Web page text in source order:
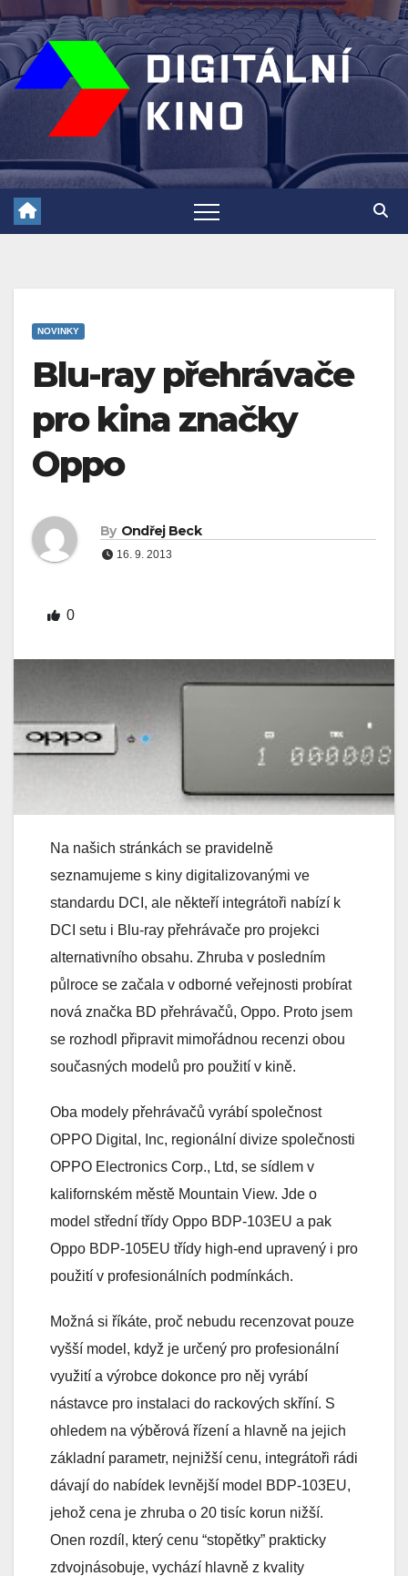
Skip
to
content
NOVINKY
Blu-ray přehrávače
pro kina značky
Oppo
By Ondřej Beck
16. 9. 2013
0
Na našich stránkách se pravidelně
seznamujeme s kiny digitalizovanými ve
standardu DCI, ale někteří integrátoři nabízí k
DCI setu i Blu-ray přehrávače pro projekci
alternativního obsahu. Zhruba v posledním
půlroce se začala v odborné veřejnosti probírat
nová značka BD přehrávačů, Oppo. Proto jsem
se rozhodl připravit mimořádnou recenzi obou
současných modelů pro použití v kině.
Oba modely přehrávačů vyrábí společnost
OPPO Digital, Inc, regionální divize společnosti
OPPO Electronics Corp., Ltd, se sídlem v
kalifornském městě Mountain View. Jde o
model střední třídy Oppo BDP-103EU a pak
Oppo BDP-105EU třídy high-end upravený i pro
použití v profesionálních podmínkách.
Možná si říkáte, proč nebudu recenzovat pouze
vyšší model, když je určený pro profesionální
využití a výrobce dokonce pro něj vyrábí
nástavce pro instalaci do rackových skříní. S
ohledem na výběrová řízení a hlavně na jejich
základní parametr, nejnižší cenu, integrátoři rádi
dávají do nabídek levnější model BDP-103EU,
jehož cena je zhruba o 20 tisíc korun nižší.
Onen rozdíl, který cenu “stopětky” prakticky
zdvojnásobuje, vychází hlavně z kvality